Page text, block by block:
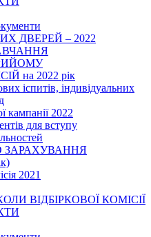
ДВЕРЕЙ – 2022
на 2022 рік
іспитів, індивідуальних
кампанії 2022
для вступу
ЗАРАХУВАННЯ
2021
ВІДБІРКОВОЇ КОМІСІЇ